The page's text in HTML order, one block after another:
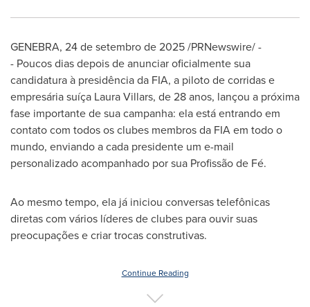
GENEBRA, 24 de setembro de 2025/PRNewswire/ -
- Poucos dias depois de anunciar oficialmente sua
candidatura à presidência da FIA, a piloto de corridas e
empresária suíça Laura Villars, de 28 anos, lançou a próxima
fase importante de sua campanha: ela está entrando em
contato com todos os clubes membros da FIA em todo o
mundo, enviando a cada presidente um e-mail
personalizado acompanhado por sua Profissão de Fé.
Ao mesmo tempo, ela já iniciou conversas telefônicas
diretas com vários líderes de clubes para ouvir suas
preocupações e criar trocas construtivas.
Continue Reading